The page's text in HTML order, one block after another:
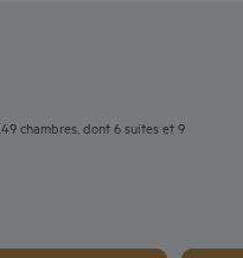
chambres, dont 6 suites et 9